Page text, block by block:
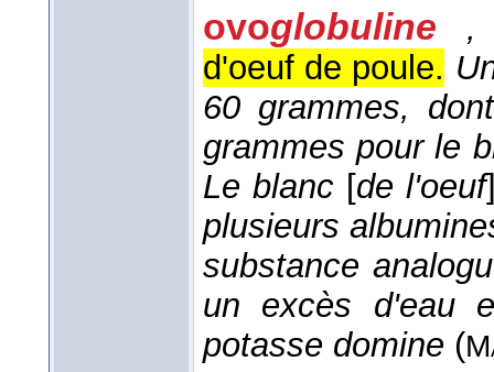
ovoglobuline ,
d'oeuf de poule.
60 grammes,
grammes pour le
Le blanc [de l'oeuf
plusieurs
substance
un excès d'eau
potasse domine (